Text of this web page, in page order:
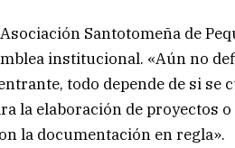
Santotomeña de
institucional. «Aún no
todo depende de si
la elaboración de proyectos
la documentación en regla».